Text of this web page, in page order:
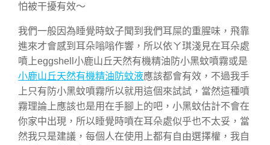
怕被干擾有效～
我們一般因為睡覺時蚊子聞到我們耳屎的重腥味，飛靠
進來才會感到耳朵嗡嗡作響，所以依ㄚ琪淺見在耳朵處
噴上eggshell小鹿山丘天然有機精油防小黑蚊噴霧或是
小鹿山丘天然有機精油防蚊液應該都會有效，不過我手
上只有防小黑蚊噴霧所以就用這個來試試，當然這種噴
霧理論上應該也是用在手腳上的吧，小黑蚊估計不會在
你家中出現，所以睡覺時噴在耳朵處似乎也不太妥，當
然我只是建議，每個人在使用上都有自由選擇權，我自